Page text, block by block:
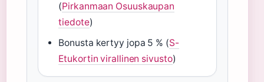
(Pirkanmaan Osuuskaupan
tiedote)
Bonusta kertyy jopa 5 % (S-
Etukortin virallinen sivusto)